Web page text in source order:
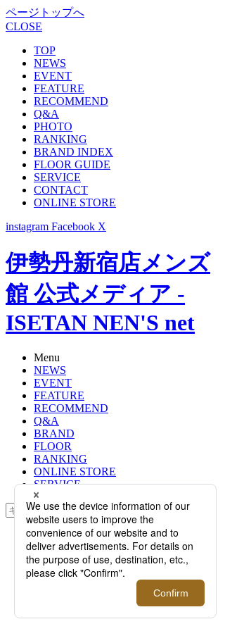
ページトップへ
CLOSE
TOP
NEWS
EVENT
FEATURE
RECOMMEND
Q&A
PHOTO
RANKING
BRAND INDEX
FLOOR GUIDE
SERVICE
CONTACT
ONLINE STORE
instagram Facebook X
伊勢丹新宿店メンズ
館 公式メディア -
ISETAN NEN'S net
Menu
NEWS
EVENT
FEATURE
RECOMMEND
Q&A
BRAND
FLOOR
RANKING
ONLINE STORE
SERVICE
検索
TOP
PHOTO
＜ビルケンシュトック＞｜今年も開
催のモアバリエーションイベント！
新色は足元をシックな印象に『ワー
ルドサンダルマーケット 2026』